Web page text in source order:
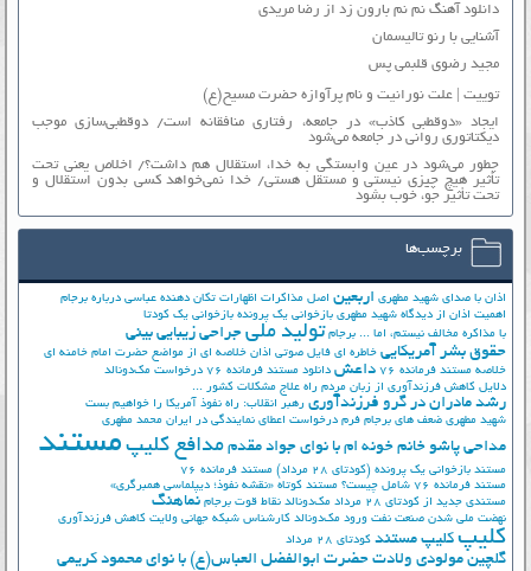
دانلود آهنگ نم نم بارون زد از رضا مریدی
آشنایی با رنو تالیسمان
مجید رضوی قلبمی پس
توییت | علت نورانیت و نام پرآوازه حضرت مسیح(ع)
ایجاد «دوقطبی کاذب» در جامعه، رفتاری منافقانه است/ دوقطبی‌سازی موجب
دیکتاتوری روانی در جامعه می‌شود
چطور می‌شود در عین وابستگی به خدا، استقلال هم داشت؟/ اخلاص یعنی تحت
تأثیر هیچ چیزی نیستی و مستقل هستی/ خدا نمی‌خواهد کسی بدون استقلال و
تحت تأثیر جوّ، خوب بشود
برچسب‌ها
اذان با صدای شهید مطهری اربعین اصل مذاکرات اظهارات تکان دهنده عباسی درباره برجام
اهمیت اذان از دیدگاه شهید مطهری بازخوانی یک پرونده بازخوانی یک کودتا
با مذاکره مخالف نیستم، اما ... برجام تولید ملی جراحی زیبایی بینی
حقوق بشر آمریکایی خاطره ای فایل صوتی اذان خلاصه ای از مواضع حضرت امام خامنه ای
خلاصه مستند فرمانده 76
داعش دانلود مستند فرمانده 76
درخواست مک‌دونالد
دلایل کاهش فرزندآوری از زبان مردم راه علاج مشکلات کشور ...
رشد مادران در گرو فرزندآوری رهبر انقلاب: راه نفوذ آمریکا را خواهیم بست
شهید مطهری ضعف های برجام فرم درخواست اعطای نمایندگی در ایران محمد مطهری
مداحی پاشو خانم خونه ام با نوای جواد مقدم مدافع کلیپ مستند
مستند بازخوانی یک پرونده (کودتای 28 مرداد)
مستند فرمانده 76
مستند فرمانده 76 شامل چیست؟
مستند کوتاه «نقشه نفوذ؛ دیپلماسی همبرگری»
مستندی جدید از کودتای 28 مرداد
مک‌دونالد نقاط قوت برجام نماهنگ
نهضت ملي شدن صنعت نفت ورود مک‌دونالد کارشناس شبکه جهانی ولایت کاهش فرزندآوری
کلیپ کلیپ مستند کودتای 28 مرداد
گلچین مولودی ولادت حضرت ابوالفضل العباس(ع) با نوای محمود کریمی